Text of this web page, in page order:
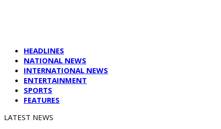
HEADLINES
NATIONAL NEWS
INTERNATIONAL NEWS
ENTERTAINMENT
SPORTS
FEATURES
LATEST NEWS